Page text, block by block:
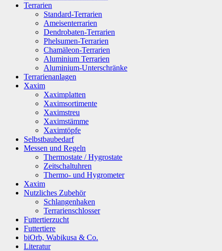
Terrarien
Standard-Terrarien
Ameisenterrarien
Dendrobaten-Terrarien
Phelsumen-Terrarien
Chamäleon-Terrarien
Aluminium Terrarien
Aluminium-Unterschränke
Terrarienanlagen
Xaxim
Xaximplatten
Xaximsortimente
Xaximstreu
Xaximstämme
Xaximtöpfe
Selbstbaubedarf
Messen und Regeln
Thermostate / Hygrostate
Zeitschaltuhren
Thermo- und Hygrometer
Xaxim
Nutzliches Zubehör
Schlangenhaken
Terrarienschlosser
Futtertierzucht
Futtertiere
biOrb, Wabikusa & Co.
Literatur